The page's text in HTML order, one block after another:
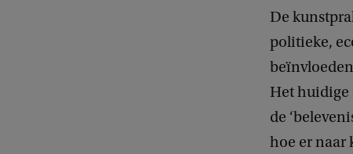
De
politieke,
Het huidige
de
hoe er naar